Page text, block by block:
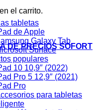
el carrito.
DE PRECIOS SOFORT
tabletas
de Apple
Galaxy Tab
Surface
populares
10 10,9″ (2022)
Pro 5 12,9″ (2021)
Pro
para tabletas